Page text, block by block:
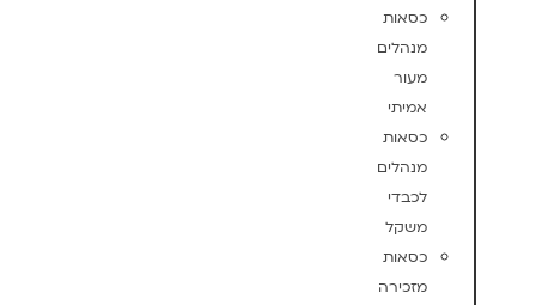
כסאות
מנהלים
מעור
אמיתי
כסאות
מנהלים
לכבדי
משקל
כסאות
מזכירה